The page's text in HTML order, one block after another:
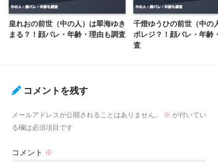
皇れおの前世（中の人）は翠海ゆき
まる？！顔バレ・年齢・理由も調査
千燈ゆうひの前世（中の
ポレジ？！顔バレ・年齢
査
コメントを残す
メールアドレスが公開されることはありません。 ※ が付いてい
る欄は必須項目です
コメント ※